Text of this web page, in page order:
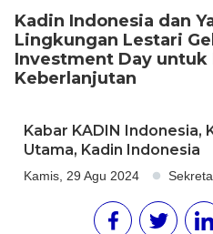
Kadin Indonesia dan
Lingkungan Lestari
Investment Day
Keberlanjutan
Kabar KADIN Indonesia,
Utama, Kadin Indonesia
Kamis, 29 Agu 2024